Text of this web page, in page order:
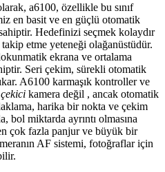
a6100, özellikle bu sınıf
en basit ve en güçlü otomatik
Hedefinizi seçmek kolaydır
etme yeteneği olağanüstüdür.
ekrana ve ortalama
Seri çekim, sürekli otomatik
A6100 karmaşık kontroller ve
kamera değil , ancak otomatik
harika bir nokta ve çekim
bol miktarda ayrıntı olmasına
çok fazla panjur ve büyük bir
AF sistemi, fotoğraflar için